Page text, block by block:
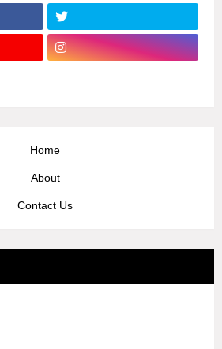
Home
About
Contact Us